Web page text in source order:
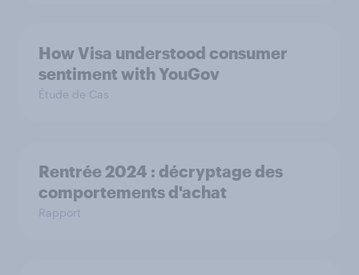
How Visa understood consumer
sentiment with YouGov
Étude de Cas
Rentrée 2024 : décryptage des
comportements d'achat
Rapport